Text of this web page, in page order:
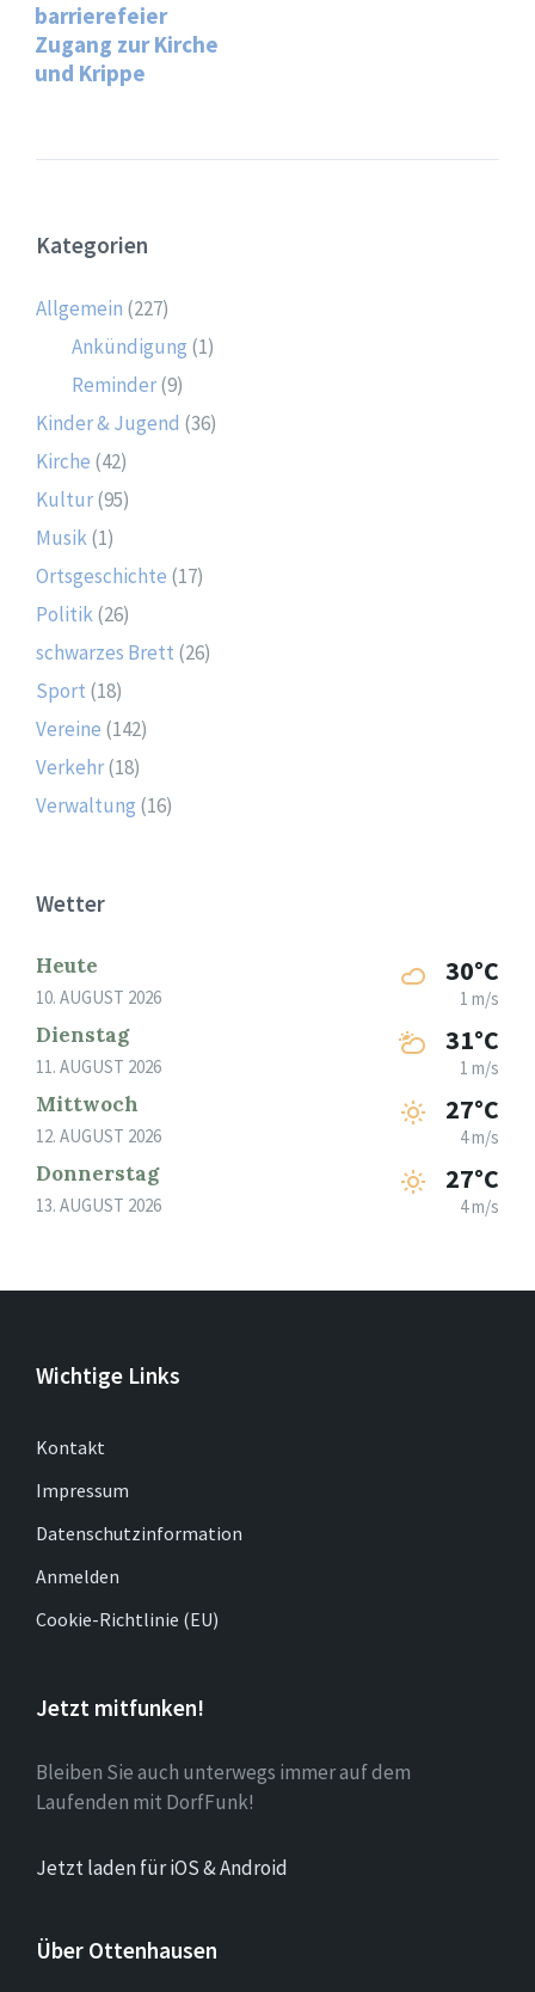
barrierefeier
Zugang zur Kirche
und Krippe
Kategorien
Allgemein (227)
Ankündigung (1)
Reminder(9)
Kinder & Jugend (36)
Kirche (42)
Kultur(95)
Musik(1)
Ortsgeschichte (17)
Politik(26)
schwarzes Brett (26)
Sport (18)
Vereine (142)
Verkehr(18)
Verwaltung (16)
Wetter
Heute
10. AUGUST 2026
30°C
1 m/s
Dienstag
11. AUGUST 2026
31°C
1 m/s
Mittwoch
12. AUGUST 2026
27°C
4 m/s
Donnerstag
13. AUGUST 2026
27°C
4 m/s
Wichtige Links
Kontakt
Impressum
Datenschutzinformation
Anmelden
Cookie-Richtlinie (EU)
Jetzt mitfunken!
Bleiben Sie auch unterwegs immer auf dem
Laufenden mit DorfFunk!
Jetzt laden für iOS & Android
Über Ottenhausen